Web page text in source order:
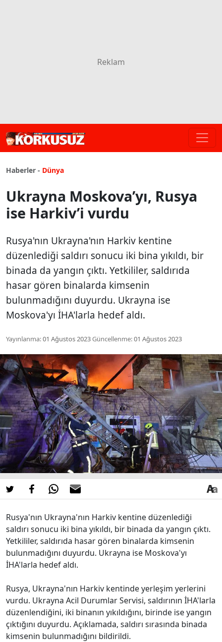
Haberler - Dünya
Ukrayna Moskova’yı, Rusya
ise Harkiv’i vurdu
Rusya'nın Ukrayna'nın Harkiv kentine
düzenlediği saldırı sonucu iki bina yıkıldı, bir
binada da yangın çıktı. Yetkililer, saldırıda
hasar gören binalarda kimsenin
bulunmadığını duyurdu. Ukrayna ise
Moskova'yı İHA'larla hedef aldı.
Yayınlanma:01 Ağustos 2023Güncellenme:01 Ağustos 2023
Rusya'nın Ukrayna'nın Harkiv kentine düzenlediği
saldırı sonucu iki bina yıkıldı, bir binada da yangın çıktı.
Yetkililer, saldırıda hasar gören binalarda kimsenin
bulunmadığını duyurdu. Ukrayna ise Moskova'yı
İHA'larla hedef aldı.
Rusya, Ukrayna'nın Harkiv kentinde yerleşim yerlerini
vurdu. Ukrayna Acil Durumlar Servisi, saldırının İHA'larla
düzenlendiğini, iki binanın yıkıldığını, birinde ise yangın
çıktığını duyurdu. Açıklamada, saldırı sırasında binada
kimsenin bulunmadığını bildirildi.